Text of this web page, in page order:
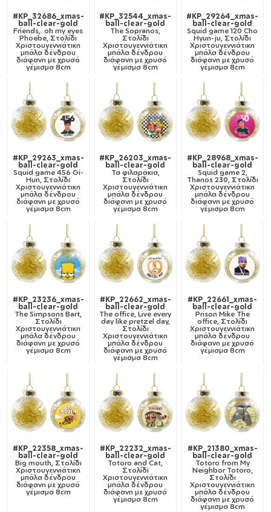
#KP_32686_xmas-
ball-clear-gold
Friends,. oh my eyes
Phoebe, Στολίδι
Χριστουγεννιάτικη
μπάλα δένδρου
διάφανη με χρυσό
γέμισμα 8cm
#KP_32544_xmas-
ball-clear-gold
The Sopranos,
Στολίδι
Χριστουγεννιάτικη
μπάλα δένδρου
διάφανη με χρυσό
γέμισμα 8cm
#KP_29264_xmas-
ball-clear-gold
Squid game 120 Cho
Hyun-ju, Στολίδι
Χριστουγεννιάτικη
μπάλα δένδρου
διάφανη με χρυσό
γέμισμα 8cm
#KP_29263_xmas-
ball-clear-gold
Squid game 456 Gi-
Hun, Στολίδι
Χριστουγεννιάτικη
μπάλα δένδρου
διάφανη με χρυσό
γέμισμα 8cm
#KP_26203_xmas-
ball-clear-gold
Τα φιλαράκια,
Στολίδι
Χριστουγεννιάτικη
μπάλα δένδρου
διάφανη με χρυσό
γέμισμα 8cm
#KP_28968_xmas-
ball-clear-gold
Squid game 2,
Thanos 230, Στολίδι
Χριστουγεννιάτικη
μπάλα δένδρου
διάφανη με χρυσό
γέμισμα 8cm
#KP_23236_xmas-
ball-clear-gold
The Simpsons Bart,
Στολίδι
Χριστουγεννιάτικη
μπάλα δένδρου
διάφανη με χρυσό
γέμισμα 8cm
#KP_22662_xmas-
ball-clear-gold
The office, Live every
day like pretzel day,
Στολίδι
Χριστουγεννιάτικη
μπάλα δένδρου
διάφανη με χρυσό
γέμισμα 8cm
#KP_22661_xmas-
ball-clear-gold
Prison Mike The
office, Στολίδι
Χριστουγεννιάτικη
μπάλα δένδρου
διάφανη με χρυσό
γέμισμα 8cm
#KP_22358_xmas-
ball-clear-gold
Big mouth, Στολίδι
Χριστουγεννιάτικη
μπάλα δένδρου
διάφανη με χρυσό
γέμισμα 8cm
#KP_22232_xmas-
ball-clear-gold
Totoro and Cat,
Στολίδι
Χριστουγεννιάτικη
μπάλα δένδρου
διάφανη με χρυσό
γέμισμα 8cm
#KP_21380_xmas-
ball-clear-gold
Totoro from My
Neighbor Totoro,
Στολίδι
Χριστουγεννιάτικη
μπάλα δένδρου
διάφανη με χρυσό
γέμισμα 8cm